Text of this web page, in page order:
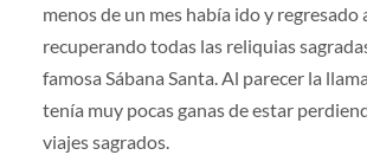
menos de un mes había ido y regresado
recuperando todas las reliquias
famosa Sábana Santa. Al parecer la
tenía muy pocas ganas de estar
viajes sagrados.